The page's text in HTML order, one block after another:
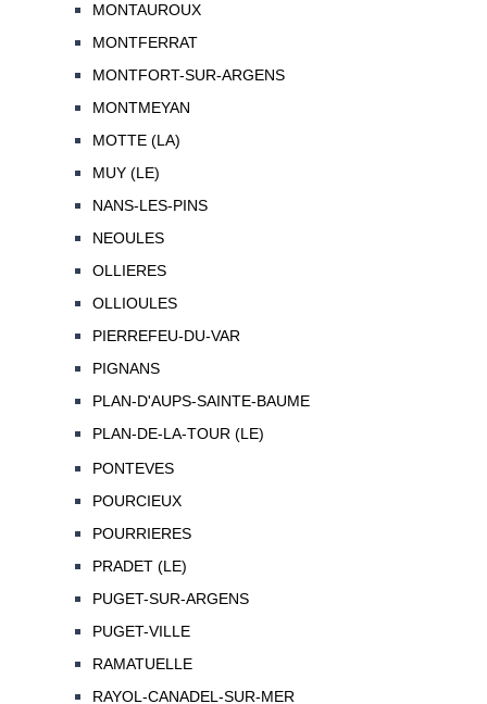
MONTAUROUX
MONTFERRAT
MONTFORT-SUR-ARGENS
MONTMEYAN
MOTTE (LA)
MUY (LE)
NANS-LES-PINS
NEOULES
OLLIERES
OLLIOULES
PIERREFEU-DU-VAR
PIGNANS
PLAN-D'AUPS-SAINTE-BAUME
PLAN-DE-LA-TOUR (LE)
PONTEVES
POURCIEUX
POURRIERES
PRADET (LE)
PUGET-SUR-ARGENS
PUGET-VILLE
RAMATUELLE
RAYOL-CANADEL-SUR-MER